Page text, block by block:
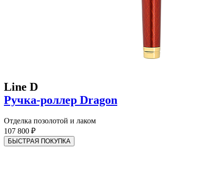
Line D
Ручка-роллер Dragon
Отделка позолотой и лаком
107 800 ₽
БЫСТРАЯ ПОКУПКА